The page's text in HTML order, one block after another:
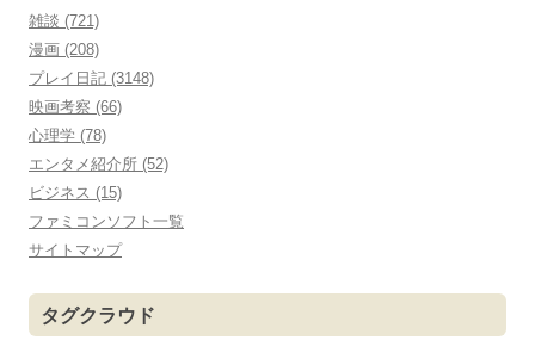
雑談 (721)
漫画 (208)
プレイ日記 (3148)
映画考察 (66)
心理学 (78)
エンタメ紹介所 (52)
ビジネス (15)
ファミコンソフト一覧
サイトマップ
タグクラウド